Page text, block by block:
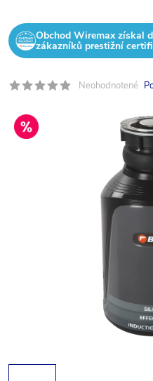
Obchod Wiremax získal
zákazníků prestižní
Neohodnotené
Výprodej